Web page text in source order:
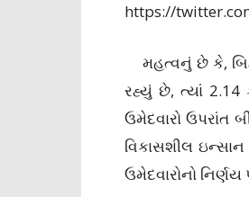
https://
મહત્વનું છે કે,
રહ્યું છે, ત્યાં 2.14
ઉમેદવારો ઉપરાંત
વિકાસશીલ
ઉમેદવારોનો